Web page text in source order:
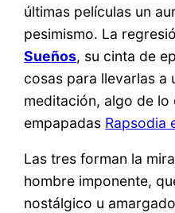
últimas películas un
pesimismo. La
Sueños, su cinta de
cosas para llevarlas a
meditación, algo de lo
empapadas Rapsodia
Las tres forman la
hombre imponente,
nostálgico u